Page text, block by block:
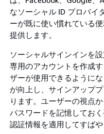
なソーシャル ID プロバイ
ーが既に使い慣れている
提供します。
ソーシャルサインインを
専用のアカウントを作成
ザーが使用できるように
が向上し、サインアップ
ります。ユーザーの視点
パスワードを記憶してお
認証情報を適用してすばや